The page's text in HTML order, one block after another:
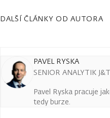
DALŠÍ ČLÁNKY OD AUTORA
PAVEL RYSKA
SENIOR ANALYTIK
Pavel Ryska pracuje
tedy burze.